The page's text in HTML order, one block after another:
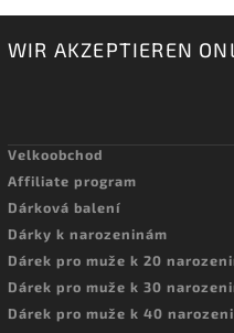
WIR AKZEPTIEREN
Velkoobchod
Affiliate program
Dárková balení
Dárky k narozeninám
Dárek pro muže k 20
Dárek pro muže k 30
Dárek pro muže k 40